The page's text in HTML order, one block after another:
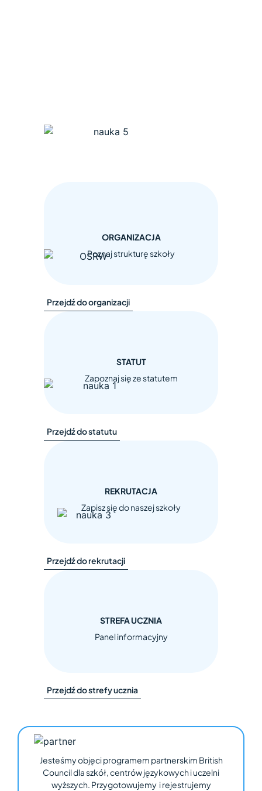
ORGANIZACJA
Poznaj strukturę szkoły
Przejdź do organizacji
STATUT
Zapoznaj się ze statutem
Przejdź do statutu
REKRUTACJA
Zapisz się do naszej szkoły
Przejdź do rekrutacji
STREFA UCZNIA
Panel informacyjny
Przejdź do strefy ucznia
Jesteśmy objęci programem partnerskim British
Council dla szkół, centrów językowych i uczelni
wyższych. Przygotowujemy i rejestrujemy